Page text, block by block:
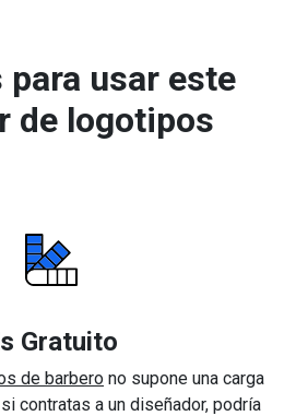
para usar este
de logotipos
Gratuito
de barbero no supone una carga
contratas a un diseñador, podría